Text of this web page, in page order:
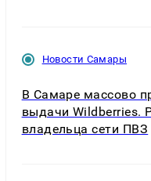
Новости Самары
В Самаре массово
выдачи Wildberries.
владельца сети ПВЗ